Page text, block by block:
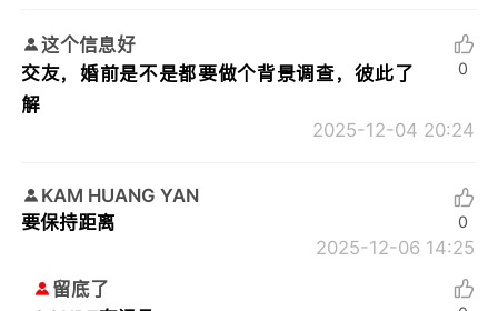
这个信息好
交友，婚前是不是都要做个背景调查，彼此了
解
2025-12-04 20:24
0
KAM HUANG YAN
要保持距离
2025-12-06 14:25
0
留底了